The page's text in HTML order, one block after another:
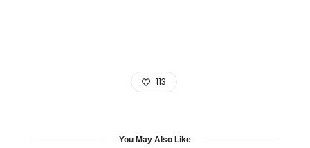
113
You May Also Like